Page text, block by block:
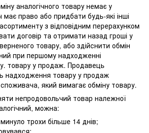
аналогічного товару немає у
право або придбати будь-які інші
з відповідним перерахунком
договір та отримати назад гроші у
товару, або здійснити обмін
при першому надходженні
товару у продаж. Продавець
надходження товару у продаж
який вимагає обміну товару.
непродовольчий товар належної
можна:
трохи більше 14 днів;